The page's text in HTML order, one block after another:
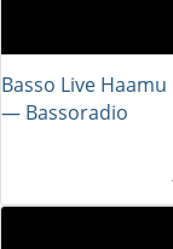
Basso Live Haamu
― Bassoradio